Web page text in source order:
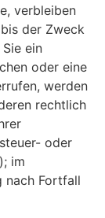
verbleiben
der Zweck
ein
oder eine
werden
rechtlich
oder
im
nach Fortfall